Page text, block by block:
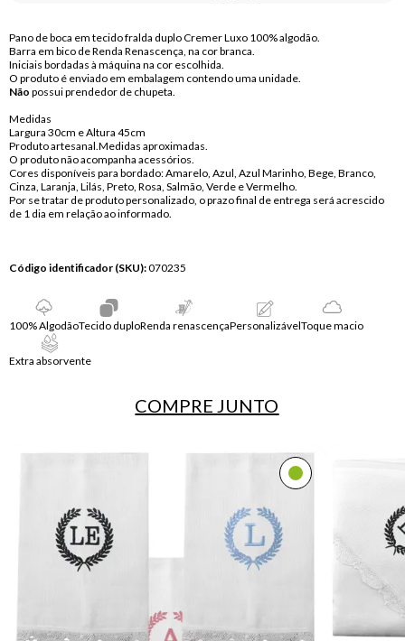
Código identificador (SKU):070235
Pano de boca em tecido fralda duplo Cremer Luxo 100% algodão.
Barra em bico de Renda Renascença, na cor branca.
Iniciais bordadas à máquina na cor escolhida.
O produto é enviado em embalagem contendo uma unidade.
Não possui prendedor de chupeta.
Medidas
Largura 30cm e Altura 45cm
Produto artesanal.Medidas aproximadas.
O produto não acompanha acessórios.
Cores disponíveis para bordado: Amarelo, Azul, Azul Marinho, Bege, Branco,
Cinza, Laranja, Lilás, Preto, Rosa, Salmão, Verde e Vermelho.
Por se tratar de produto personalizado, o prazo final de entrega será acrescido
de 1 dia em relação ao informado.
100% AlgodãoTecido duploRenda renascençaPersonalizávelToque macio
Extra absorvente
COMPREJUNTO